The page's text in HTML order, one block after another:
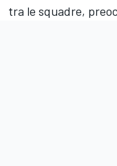
tra le squadre,